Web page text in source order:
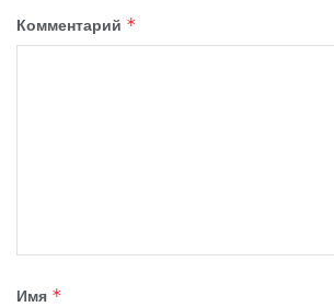
Комментарий *
Имя *